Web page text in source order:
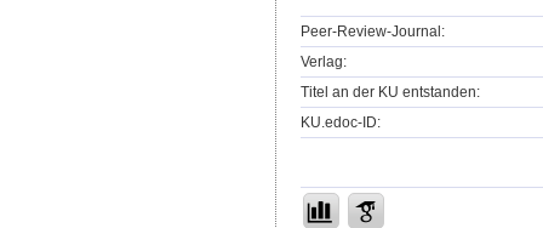
Peer-Review-Journal:
Verlag:
Titel an der KU entstanden:
KU.edoc-ID: